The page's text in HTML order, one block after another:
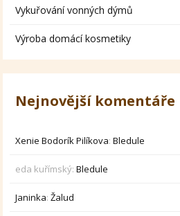
Vykuřování vonných dýmů
Výroba domácí kosmetiky
Nejnovější komentáře
Xenie Bodorík Pilíkova:Bledule
eda kuřímský:Bledule
Janinka:Žalud